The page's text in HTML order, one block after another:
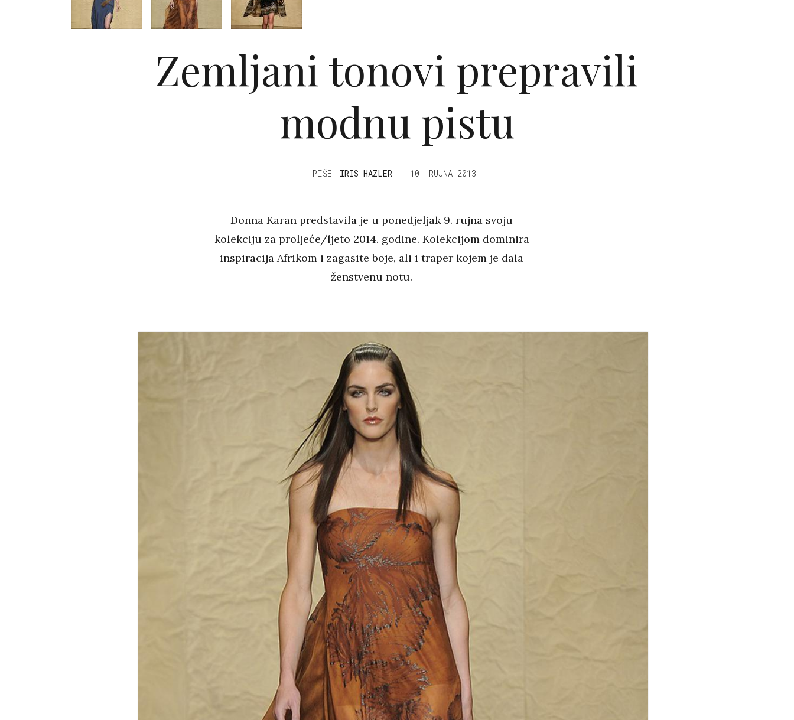
Zemljani tonovi prepravili
modnu pistu
PIŠE IRIS HAZLER 10. RUJNA 2013.
Donna Karan predstavila je u ponedjeljak 9. rujna svoju
kolekciju za proljeće/ljeto 2014. godine. Kolekcijom dominira
inspiracija Afrikom i zagasite boje, ali i traper kojem je dala
ženstvenu notu.